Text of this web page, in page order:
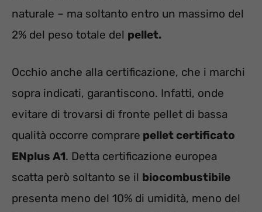
naturale – ma soltanto entro un massimo del
2% del peso totale del pellet.
Occhio anche alla certificazione, che i marchi
sopra indicati, garantiscono. Infatti, onde
evitare di trovarsi di fronte pellet di bassa
qualità occorre comprare pellet certificato
ENplus A1. Detta certificazione europea
scatta però soltanto se il biocombustibile
presenta meno del 10% di umidità, meno del